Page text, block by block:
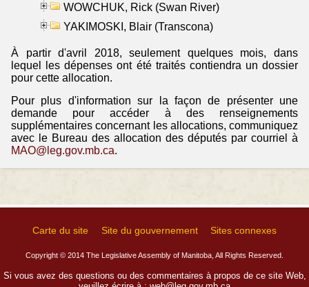
WOWCHUK, Rick (Swan River)
YAKIMOSKI, Blair (Transcona)
À partir d'avril 2018, seulement quelques mois, dans
lequel les dépenses ont été traités contiendra un dossier
pour cette allocation.
Pour plus d'information sur la façon de présenter une
demande pour accéder à des renseignements
supplémentaires concernant les allocations, communiquez
avec le Bureau des allocation des députés par courriel à
MAO@leg.gov.mb.ca.
Carte du site Site du gouvernement Sites connexes
Copyright © 2014 The Legislative Assembly of Manitoba, All Rights Reserved.
Si vous avez des questions ou des commentaires à propos de ce site Web,